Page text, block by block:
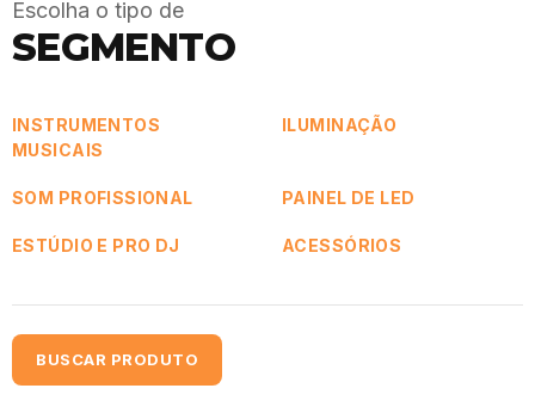
Escolha o tipo de
SEGMENTO
INSTRUMENTOS
MUSICAIS
ILUMINAÇÃO
SOM PROFISSIONAL PAINEL DE LED
ESTÚDIO E PRO DJ ACESSÓRIOS
BUSCAR PRODUTO